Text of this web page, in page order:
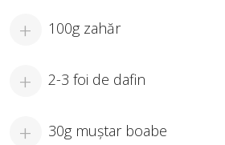
100g zahăr
2-3 foi de dafin
30g muștar boabe